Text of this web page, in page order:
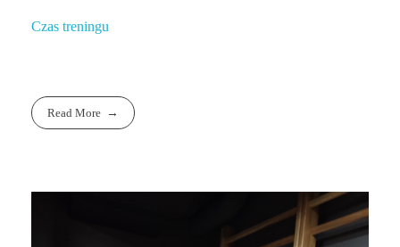
Czas treningu
Read More